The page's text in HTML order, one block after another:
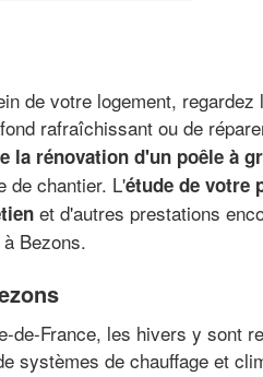
de votre logement,
rafraîchissant ou de
la rénovation d'un poêle à
de chantier. L'étude de votre
et d'autres prestations
Bezons.
France, les hivers y sont
systèmes de chauffage et